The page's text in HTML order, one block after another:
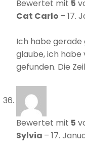
Bewertet mit 5
Cat Carlo – 17.
Ich habe gerade
glaube, ich
gefunden. Die
Bewertet mit 5
Sylvia – 17.